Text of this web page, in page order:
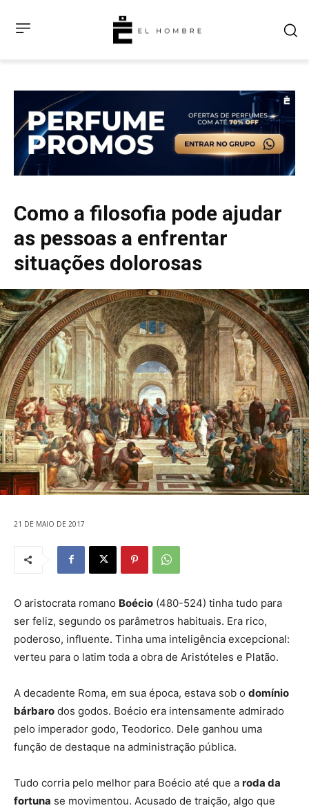
Como a filosofia pode ajudar
as pessoas a enfrentar
situações dolorosas
21 DE MAIO DE 2017
O aristocrata romano Boécio (480-524) tinha tudo para
ser feliz, segundo os parâmetros habituais. Era rico,
poderoso, influente. Tinha uma inteligência excepcional:
verteu para o latim toda a obra de Aristóteles e Platão.
A decadente Roma, em sua época, estava sob o domínio
bárbaro dos godos. Boécio era intensamente admirado
pelo imperador godo, Teodorico. Dele ganhou uma
função de destaque na administração pública.
Tudo corria pelo melhor para Boécio até que a roda da
fortuna se movimentou. Acusado de traição, algo que